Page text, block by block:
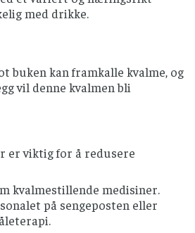
med drikke.
buken kan framkalle kvalme, og
vil denne kvalmen bli
er viktig for å redusere
kvalmestillende medisiner.
på sengeposten eller